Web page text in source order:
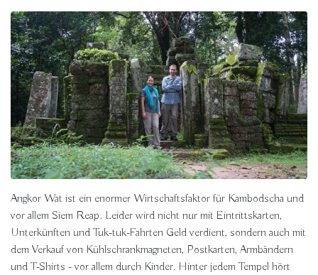
Angkor Wat ist ein enormer Wirtschaftsfaktor für Kambodscha und
vor allem Siem Reap. Leider wird nicht nur mit Eintrittskarten,
Unterkünften und Tuk-tuk-Fahrten Geld verdient, sondern auch mit
dem Verkauf von Kühlschrankmagneten, Postkarten, Armbändern
und T-Shirts - vor allem durch Kinder. Hinter jedem Tempel hört